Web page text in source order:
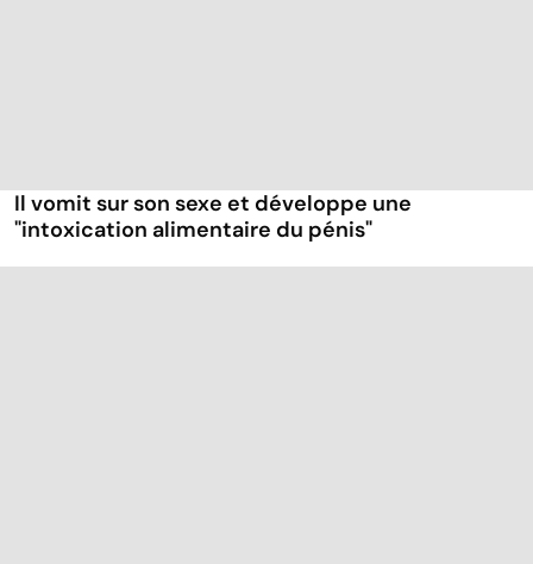
Il vomit sur son sexe et développe une
"intoxication alimentaire du pénis"